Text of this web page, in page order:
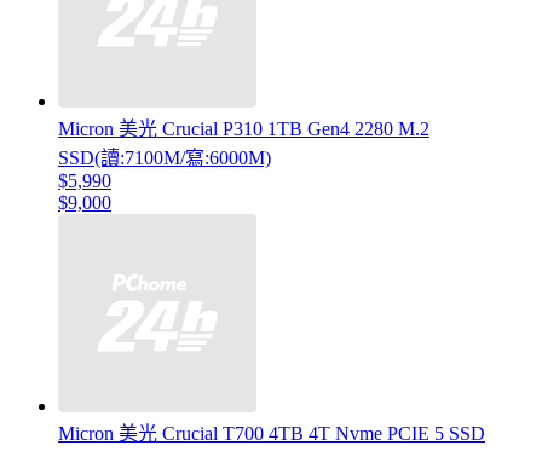
Micron 美光 Crucial P310 1TB Gen4 2280 M.2
SSD(讀:7100M/寫:6000M)
$5,990
$9,000
Micron 美光 Crucial T700 4TB 4T Nvme PCIE 5 SSD